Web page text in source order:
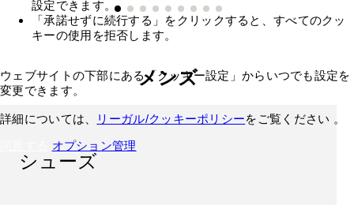
メンズ
シューズ
設定できます。
「承諾せずに続行する」をクリックすると、すべてのクッ
キーの使用を拒否します。
ウェブサイトの下部にある「クッキー設定」からいつでも設定を
変更できます。
詳細については、 リーガル/クッキーポリシーをご覧ください 。
オプション管理